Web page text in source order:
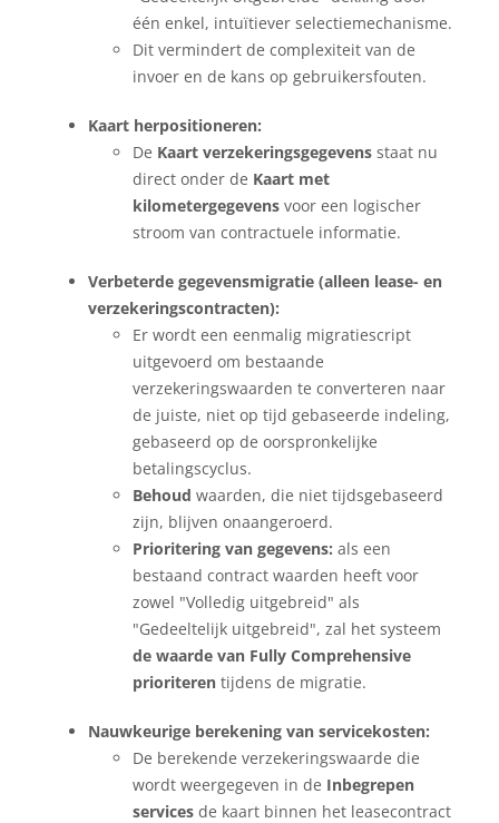
één enkel, intuïtiever selectiemechanisme.
Dit vermindert de complexiteit van de
invoer en de kans op gebruikersfouten.
Kaart herpositioneren:
De Kaart verzekeringsgegevensstaat nu
direct onder de Kaart met
kilometergegevensvoor een logischer
stroom van contractuele informatie.
Verbeterde gegevensmigratie (alleen lease- en
verzekeringscontracten):
Er wordt een eenmalig migratiescript
uitgevoerd om bestaande
verzekeringswaarden te converteren naar
de juiste, niet op tijd gebaseerde indeling,
gebaseerd op de oorspronkelijke
betalingscyclus.
Behoud waarden, die niet tijdsgebaseerd
zijn, blijven onaangeroerd.
Prioritering van gegevens: als een
bestaand contract waarden heeft voor
zowel "Volledig uitgebreid" als
"Gedeeltelijk uitgebreid", zal het systeem
de waarde van Fully Comprehensive
prioriterentijdens de migratie.
Nauwkeurige berekening van servicekosten:
De berekende verzekeringswaarde die
wordt weergegeven in de Inbegrepen
servicesde kaart binnen het leasecontract